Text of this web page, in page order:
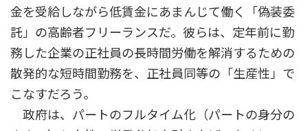
金を受給しながら低賃金にあまんじて働く「偽装委
託」の高齢者フリーランスだ。彼らは、定年前に勤
務した企業の正社員の長時間労働を解消するための
散発的な短時間勤務を、正社員同等の「生産性」で
こなすだろう。
政府は、パートのフルタイム化（パートの身分の